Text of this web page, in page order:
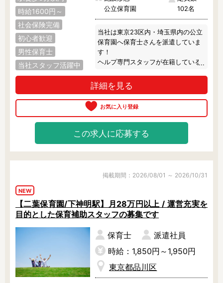
時給1600円～
社会保険完備
初心者歓迎
男性保育士
当社スタッフ活躍中
公立保育園
102名
当社は東京23区内・埼玉県内の公立
保育園へ保育士さんを派遣していま
す！
ヘルプ専門スタッフが在籍している
だけます◎
また、派遣のお仕事なので残業は基
本的にナシ！
休憩は別室で過ごせるのでリフレッ
シュできますよ。
就業中は専任スタッフが定期的に職
場にご訪問し、あなたをサポートし
ます。
日数や時間帯、業務内容の相談OKな
ので、お気軽にご相談ください♪
詳細を見る
この求人に応募する
掲載期間：2026/08/01 ～ 2026/10/31
NEW
【二葉保育園/下神明駅】月28万円以上 / 運営充実を
目的とした保育補助スタッフの募集です
保育士
派遣社員
時給：1,850円～1,950円
東京都品川区
東京23区内で絞り込む
東京23区内 千代田区 中央区
港区 文京区
渋谷区 台東区
江東区 荒川区 足立区
葛飾区 江戸川区 品川区
大田区 世田谷区
板橋区
その他の地域で絞り込む
昭島市 あきる野市 稲城市
清瀬市 国立市
小金井市 国分寺市 小平市